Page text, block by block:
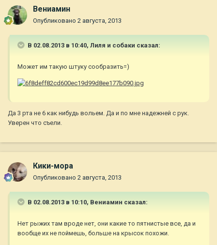
Вениамин
Опубликовано 2 августа, 2013
В 02.08.2013 в 10:40, Лиля и собаки сказал:
Может им такую штуку сообразить=)
Да 3 рта не 6 как нибудь вольем. Да и по мне надежней с рук.
Уверен что съели.
Кики-мора
Опубликовано 2 августа, 2013
В 02.08.2013 в 10:10, Вениамин сказал:
Нет рыжих там вроде нет, они какие то пятнистые все, да и
вообще их не поймешь, больше на крысок похожи.